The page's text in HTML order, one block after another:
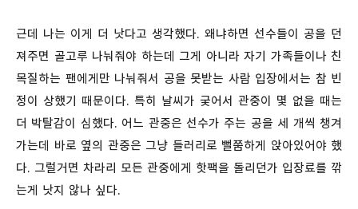
근데 나는 이게 더 낫다고 생각했다. 왜냐하면 선수들이 공을 던
져주면 골고루 나눠줘야 하는데 그게 아니라 자기 가족들이나 친
목질하는 팬에게만 나눠줘서 공을 못받는 사람 입장에서는 참 빈
정이 상했기 때문이다. 특히 날씨가 궂어서 관중이 몇 없을 때는
더 박탈감이 심했다. 어느 관중은 선수가 주는 공을 세 개씩 챙겨
가는데 바로 옆의 관중은 그냥 들러리로 뻘쭘하게 앉아있어야 했
다. 그럴거면 차라리 모든 관중에게 핫팩을 돌리던가 입장료를 깎
는게 낫지 않나 싶다.